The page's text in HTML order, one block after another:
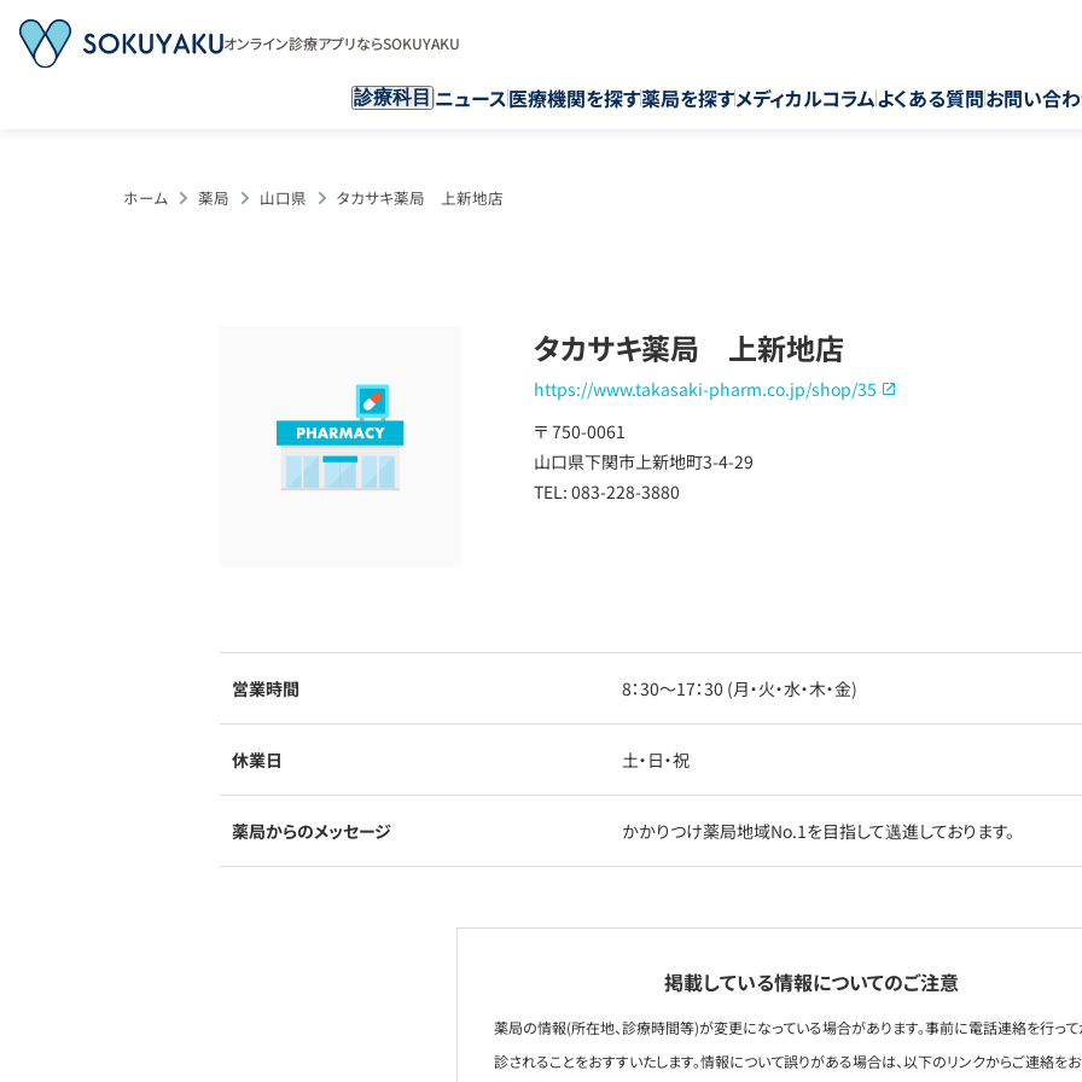
オンライン診療アプリならSOKUYAKU
診療科目 ニュース医療機関を探す薬局を探すメディカルコラムよくある質問お問い合
ホーム 薬局 山口県 タカサキ薬局 上新地店
タカサキ薬局 上新地店
https://www.takasaki-pharm.co.jp/shop/35
〒 750-0061
山口県下関市上新地町3-4-29
TEL: 083-228-3880
営業時間 8：30〜17：30 (月・火・水・木・金)
休業日 土・日・祝
薬局からのメッセージ かかりつけ薬局地域No.1を目指して邁進しております。
掲載している情報についてのご注意
薬局の情報(所在地、診療時間等)が変更になっている場合があります。事前に電話連絡を行っ
診されることをおすすいたします。情報について誤りがある場合は、以下のリンクからご連絡を